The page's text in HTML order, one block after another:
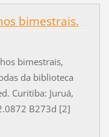
bimestrais.
bimestrais,
da biblioteca
Curitiba: Juruá,
B273d [2]